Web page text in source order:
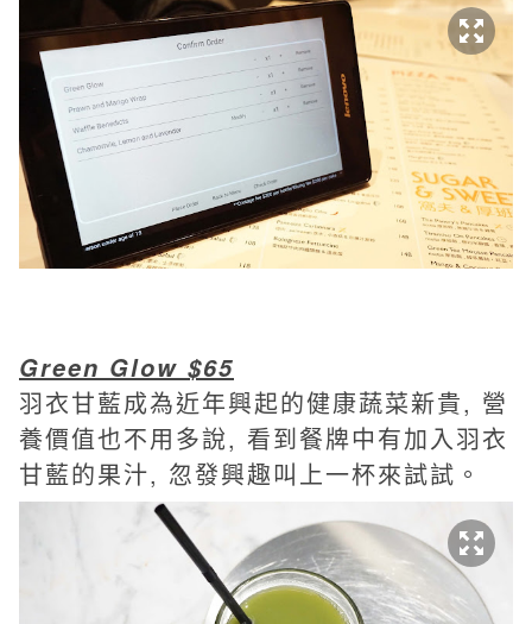
Green Glow $65
羽衣甘藍成為近年興起的健康蔬菜新貴, 營
養價值也不用多說, 看到餐牌中有加入羽衣
甘藍的果汁, 忽發興趣叫上一杯來試試。